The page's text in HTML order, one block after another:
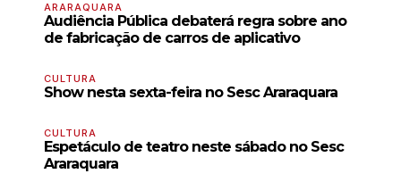
ARARAQUARA
Audiência Pública debaterá regra sobre ano
de fabricação de carros de aplicativo
CULTURA
Show nesta sexta-feira no Sesc Araraquara
CULTURA
Espetáculo de teatro neste sábado no Sesc
Araraquara